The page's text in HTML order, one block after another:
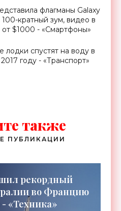
флагманы Galaxy
кратный зум, видео в
$1000 - «Смартфоны»
лодки спустят на воду в
году - «Транспорт»
также
ПУБЛИКАЦИИ
рекордный
во Францию
- «Техника»